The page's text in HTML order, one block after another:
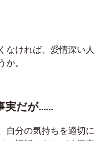
なければ、愛情深い人
。
実だが……
自分の気持ちを適切に